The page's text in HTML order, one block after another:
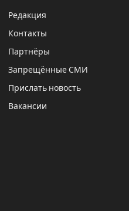
засеяна зерновыми
около 500
культуры, 344
региональный
предоставлении
хозяйства
удобрений
этого лета